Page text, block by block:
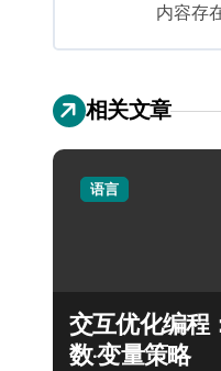
内容存
相关文章
语言
交互优化编程
数·变量策略